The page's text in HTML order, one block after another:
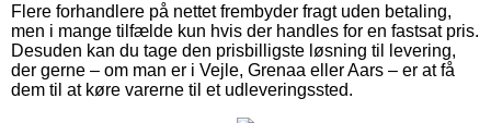
Flere forhandlere på nettet frembyder fragt uden betaling,
men i mange tilfælde kun hvis der handles for en fastsat pris.
Desuden kan du tage den prisbilligste løsning til levering,
der gerne – om man er i Vejle, Grenaa eller Aars – er at få
dem til at køre varerne til et udleveringssted.